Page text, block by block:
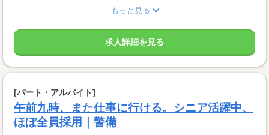
もっと見る
求人詳細を見る
[パート・アルバイト]
午前九時、また仕事に行ける。シニア活躍中、
ほぼ全員採用｜警備